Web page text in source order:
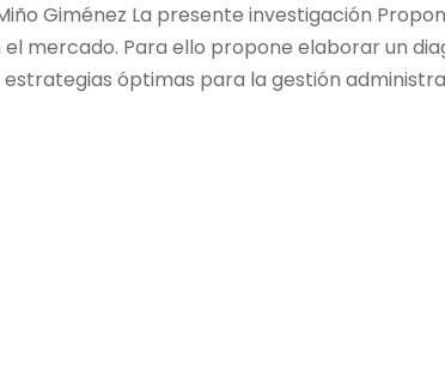
Giménez La presente investigación
mercado. Para ello propone elaborar un
óptimas para la gestión